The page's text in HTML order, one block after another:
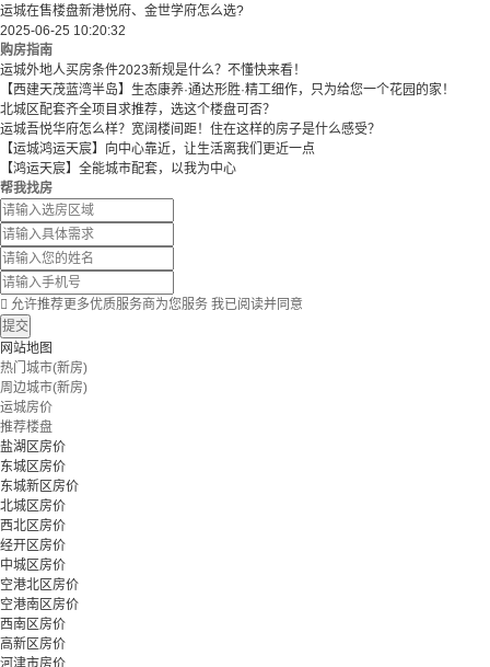
运城在售楼盘新港悦府、金世学府怎么选?
2025-06-25 10:20:32
购房指南
运城外地人买房条件2023新规是什么？不懂快来看！
【西建天茂蓝湾半岛】生态康养·通达形胜·精工细作，只为给您一个花园的家！
北城区配套齐全项目求推荐，选这个楼盘可否？
运城吾悦华府怎么样？宽阔楼间距！住在这样的房子是什么感受？
【运城鸿运天宸】向中心靠近，让生活离我们更近一点
【鸿运天宸】全能城市配套，以我为中心
帮我找房
 允许推荐更多优质服务商为您服务 我已阅读并同意
提交
网站地图
热门城市(新房)
周边城市(新房)
运城房价
推荐楼盘
盐湖区房价
东城区房价
东城新区房价
北城区房价
西北区房价
经开区房价
中城区房价
空港北区房价
空港南区房价
西南区房价
高新区房价
河津市房价